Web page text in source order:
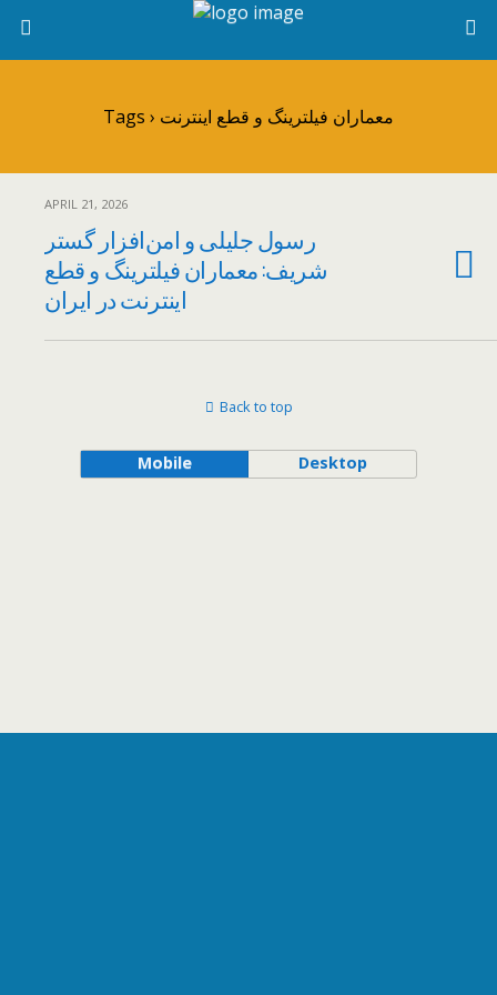
Tags › معماران فیلترینگ و قطع اینترنت
APRIL 21, 2026
رسول جلیلی و امن‌افزار گستر
شریف: معماران فیلترینگ و قطع
اینترنت در ایران
Back to top
Mobile Desktop